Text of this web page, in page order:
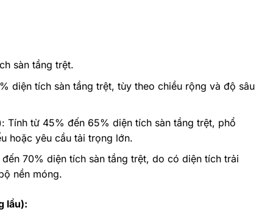
sàn tầng trệt.
diện tích sàn tầng trệt, tùy theo chiều rộng và độ sâu
từ 45% đến 65% diện tích sàn tầng trệt, phổ
hoặc yêu cầu tải trọng lớn.
70% diện tích sàn tầng trệt, do có diện tích trải
nền móng.
lầu):